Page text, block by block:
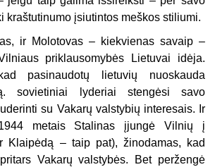
kraštutinumo įsiutintos meškos stiliumi.
ir Molotovas – kiekvienas savaip –
priklausomybės Lietuvai idėja.
pasinaudotų lietuvių nuoskauda
sovietiniai lyderiai stengėsi savo
su Vakarų valstybių interesais. Ir
metais Stalinas įjungė Vilnių į
Klaipėdą – taip pat), žinodamas, kad
Vakarų valstybės. Bet peržengė